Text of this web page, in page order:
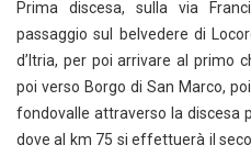
Prima discesa, sulla via
passaggio sul belvedere di
d’Itria, per poi arrivare al primo
poi verso Borgo di San Marco,
fondovalle attraverso la discesa
dove al km 75 si effettuerà il